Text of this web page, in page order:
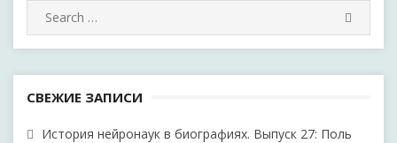
Search
for:
СВЕЖИЕ ЗАПИСИ
История нейронаук в биографиях. Выпуск 27: Поль